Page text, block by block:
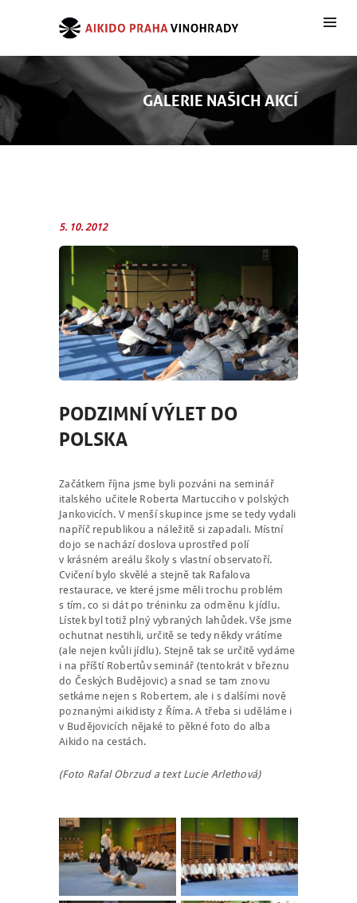
GALERIE NAŠICH AKCÍ
5. 10. 2012
PODZIMNÍ VÝLET DO
POLSKA
Začátkem října jsme byli pozváni na seminář
italského učitele Roberta Martucciho v polských
Jankovicích. V menší skupince jsme se tedy vydali
napříč republikou a náležitě si zapadali. Místní
dojo se nachází doslova uprostřed polí
v krásném areálu školy s vlastní observatoří.
Cvičení bylo skvělé a stejně tak Rafalova
restaurace, ve které jsme měli trochu problém
s tím, co si dát po tréninku za odměnu k jídlu.
Lístek byl totiž plný vybraných lahůdek. Vše jsme
ochutnat nestihli, určitě se tedy někdy vrátíme
(ale nejen kvůli jídlu). Stejně tak se určitě vydáme
i na příští Robertův seminář (tentokrát v březnu
do Českých Budějovic) a snad se tam znovu
setkáme nejen s Robertem, ale i s dalšími nově
poznanými aikidisty z Říma. A třeba si uděláme i
v Budějovicích nějaké to pěkné foto do alba
Aikido na cestách.
(Foto Rafal Obrzud a text Lucie Arlethová)